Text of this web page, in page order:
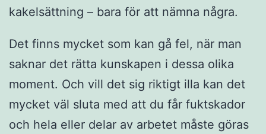
kakelsättning – bara för att nämna några.
Det finns mycket som kan gå fel, när man
saknar det rätta kunskapen i dessa olika
moment. Och vill det sig riktigt illa kan det
mycket väl sluta med att du får fuktskador
och hela eller delar av arbetet måste göras